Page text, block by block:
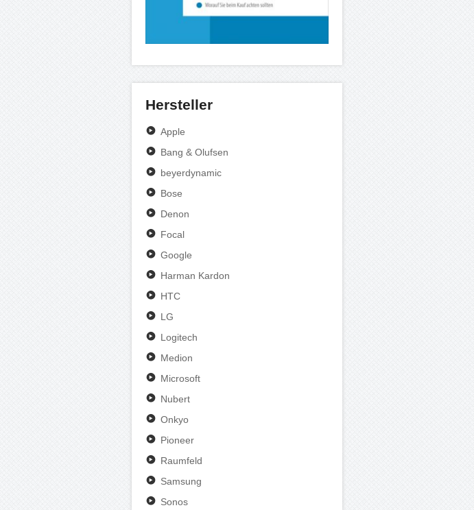
Hersteller
Apple
Bang & Olufsen
beyerdynamic
Bose
Denon
Focal
Google
Harman Kardon
HTC
LG
Logitech
Medion
Microsoft
Nubert
Onkyo
Pioneer
Raumfeld
Samsung
Sonos